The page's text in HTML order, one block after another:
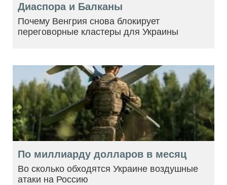
Диаспора и Балканы
Почему Венгрия снова блокирует
переговорные кластеры для Украины
По миллиарду долларов в месяц
Во сколько обходятся Украине воздушные
атаки на Россию